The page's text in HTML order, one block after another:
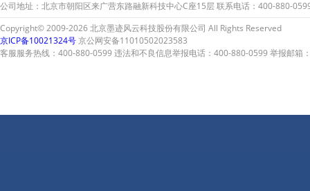
公司地址：北京市朝阳区来广营东路融新科技中心C座15层 联系电话：400-880-
Copyright© 2009-2026 北京墨迹风云科技股份有限公司 All Rights Reserved
京ICP备10021324号京公网安备11010502023583
客服服务热线：400-880-0599 违法和不良信息举报电话：400-880-0599 举报邮箱